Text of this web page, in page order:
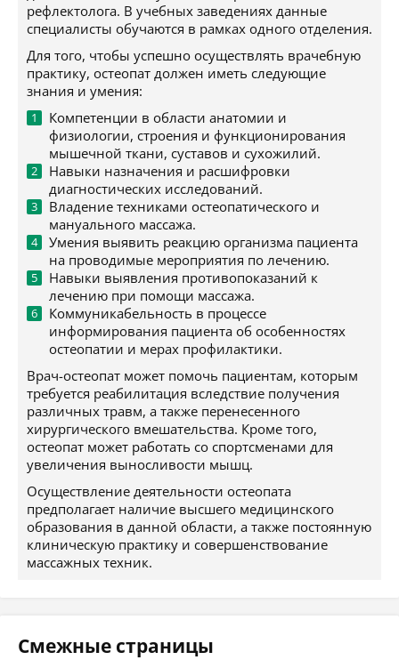
рефлектолога. В учебных заведениях данные
специалисты обучаются в рамках одного отделения.
Для того, чтобы успешно осуществлять врачебную
практику, остеопат должен иметь следующие
знания и умения:
Компетенции в области анатомии и
физиологии, строения и функционирования
мышечной ткани, суставов и сухожилий.
Навыки назначения и расшифровки
диагностических исследований.
Владение техниками остеопатического и
мануального массажа.
Умения выявить реакцию организма пациента
на проводимые мероприятия по лечению.
Навыки выявления противопоказаний к
лечению при помощи массажа.
Коммуникабельность в процессе
информирования пациента об особенностях
остеопатии и мерах профилактики.
Врач-остеопат может помочь пациентам, которым
требуется реабилитация вследствие получения
различных травм, а также перенесенного
хирургического вмешательства. Кроме того,
остеопат может работать со спортсменами для
увеличения выносливости мышц.
Осуществление деятельности остеопата
предполагает наличие высшего медицинского
образования в данной области, а также постоянную
клиническую практику и совершенствование
массажных техник.
Смежные страницы